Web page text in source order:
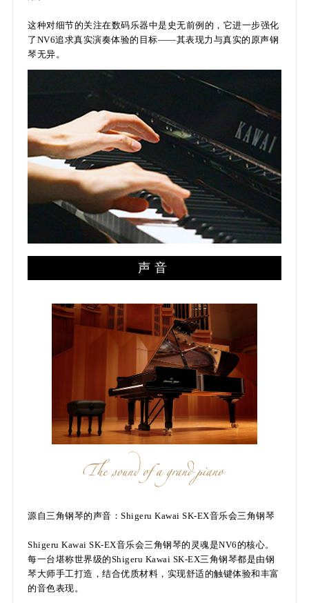
这种对细节的关注在数码乐器中是史无前例的，它进一步强化
了NV6追求真实演奏体验的目标——其表现力与真实的原声钢
琴无异。
声音
源自三角钢琴的声音：Shigeru Kawai SK-EX音乐会三角钢琴
Shigeru Kawai SK-EX音乐会三角钢琴的灵魂是NV6的核心。
每一台堪称世界级的Shigeru Kawai SK-EX三角钢琴都是由钢
琴大师手工打造，结合优质材料，实现舒适的触键体验和丰富
的音色表现。